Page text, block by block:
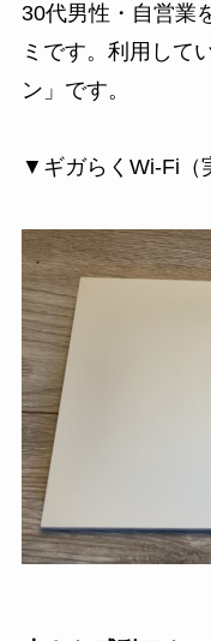
30代男性・自営業
ミです。利用して
ン」です。
▼ギガらくWi-Fi（